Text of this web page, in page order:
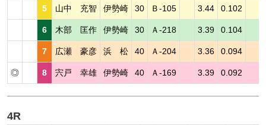
5 山中 充智 伊勢崎 30 Ｂ-105 3.44 0.102
6 木部 匡作 伊勢崎 30 Ａ-218 3.39 0.104
7 広瀬 豪彦 浜 松 40 Ａ-204 3.36 0.094
◎ 8 宍戸 幸雄 伊勢崎 40 Ａ-169 3.39 0.092
4R